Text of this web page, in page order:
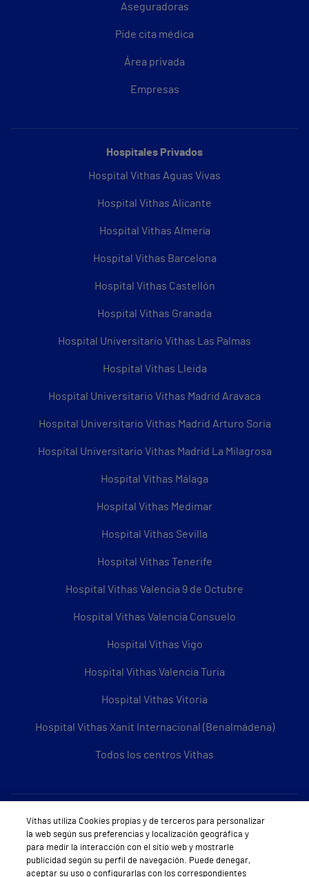
Aseguradoras
Pide cita médica
Área privada
Empresas
Hospitales Privados
Hospital Vithas Aguas Vivas
Hospital Vithas Alicante
Hospital Vithas Almería
Hospital Vithas Barcelona
Hospital Vithas Castellón
Hospital Vithas Granada
Hospital Universitario Vithas Las Palmas
Hospital Vithas Lleida
Hospital Universitario Vithas Madrid Aravaca
Hospital Universitario Vithas Madrid Arturo Soria
Hospital Universitario Vithas Madrid La Milagrosa
Hospital Vithas Málaga
Hospital Vithas Medimar
Hospital Vithas Sevilla
Hospital Vithas Tenerife
Hospital Vithas Valencia 9 de Octubre
Hospital Vithas Valencia Consuelo
Hospital Vithas Vigo
Hospital Vithas Valencia Turia
Hospital Vithas Vitoria
Hospital Vithas Xanit Internacional (Benalmádena)
Todos los centros Vithas
Sobre Vithas
Quiénes somos
Trabajar en Vithas
Vithas utiliza Cookies propias y de terceros para personalizar
la web según sus preferencias y localización geográfica y
para medir la interacción con el sitio web y mostrarle
publicidad según su perfil de navegación. Puede denegar,
aceptar su uso o configurarlas con los correspondientes